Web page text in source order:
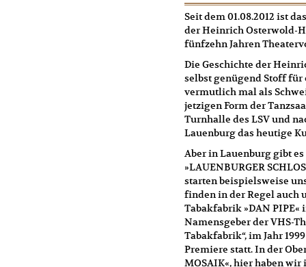
Seit dem 01.08.2012 ist
der Heinrich Osterwold-
fünfzehn Jahren
Die Geschichte der
selbst genügend Stoff für
vermutlich mal als
jetzigen Form der
Turnhalle des LSV und
Lauenburg das heutige
Aber in Lauenburg gibt
»LAUENBURGER
starten beispielsweise
finden in der Regel auch
Tabakfabrik »DAN
Namensgeber der VHS-
Tabakfabrik“, im Jahr
Premiere statt. In der
MOSAIK«, hier haben wir